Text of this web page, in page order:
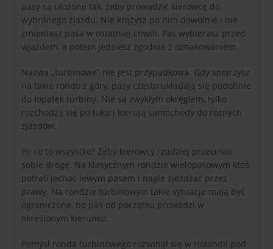
pasy są ułożone tak, żeby prowadzić kierowcę do
wybranego zjazdu. Nie krążysz po nim dowolnie i nie
zmieniasz pasa w ostatniej chwili. Pas wybierasz przed
wjazdem, a potem jedziesz zgodnie z oznakowaniem.
Nazwa „turbinowe” nie jest przypadkowa. Gdy spojrzysz
na takie rondo z góry, pasy często układają się podobnie
do łopatek turbiny. Nie są zwykłym okręgiem, tylko
rozchodzą się po łuku i kierują samochody do różnych
zjazdów.
Po co to wszystko? Żeby kierowcy rzadziej przecinali
sobie drogę. Na klasycznym rondzie wielopasowym ktoś
potrafi jechać lewym pasem i nagle zjeżdżać przez
prawy. Na rondzie turbinowym takie sytuacje mają być
ograniczone, bo pas od początku prowadzi w
określonym kierunku.
Pomysł ronda turbinowego rozwinął się w Holandii pod